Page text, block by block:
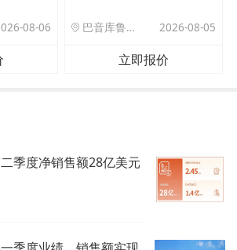
08-06 巴音库鲁提镇,托帕口岸六号库房 2026-08-05
立即报价
季度净销售额28亿美元